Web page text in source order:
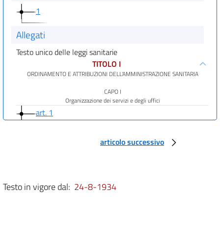
1
Allegati
Testo unico delle leggi sanitarie
TITOLO I
ORDINAMENTO E ATTRIBUZIONI DELL'AMMINISTRAZIONE SANITARIA
CAPO I
Organizzazione dei servizi e degli uffici
art. 1
CAPO II
articolo successivo
Testo in vigore dal: 24-8-1934